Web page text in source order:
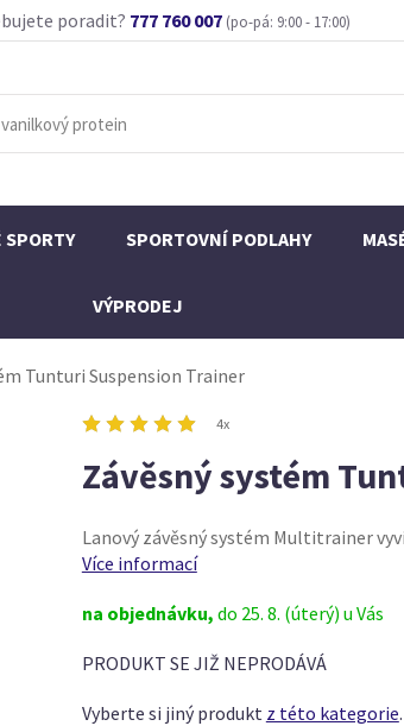
poradit? 777 760 007 (po-pá: 9:00 - 17:00)
SPORTY SPORTOVNÍ PODLAHY
VÝPRODEJ
Tunturi Suspension Trainer
4x
Závěsný systém
Lanový závěsný systém Multitrainer
Více informací
na objednávku, do 25. 8. (úterý) u Vás
PRODUKT SE JIŽ NEPRODÁVÁ
Vyberte si jiný produkt z této kategorie.